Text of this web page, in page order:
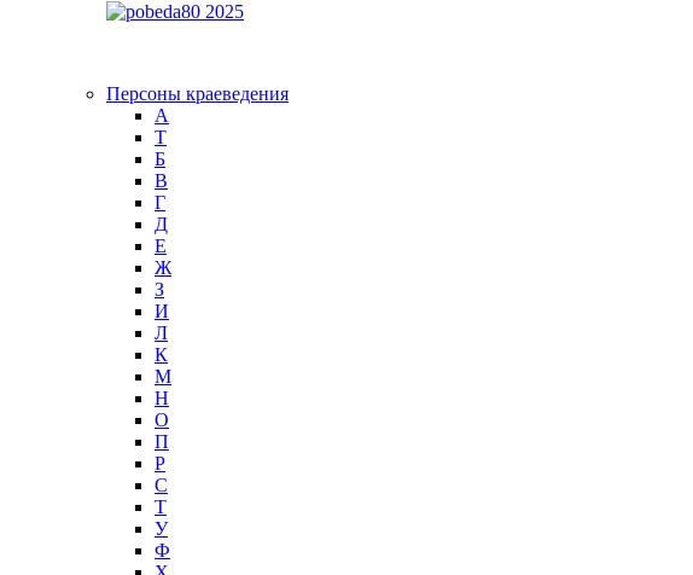
Персоны краеведения
А
T
Б
В
Г
Д
Е
Ж
З
И
Л
К
М
Н
О
П
Р
С
Т
У
Ф